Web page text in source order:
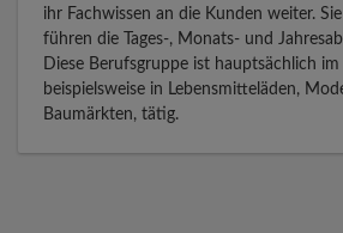
ihr Fachwissen an die Kunden weiter.
führen die Tages-, Monats- und
Diese Berufsgruppe ist hauptsächlich
beispielsweise in Lebensmitteläden,
Baumärkten, tätig.